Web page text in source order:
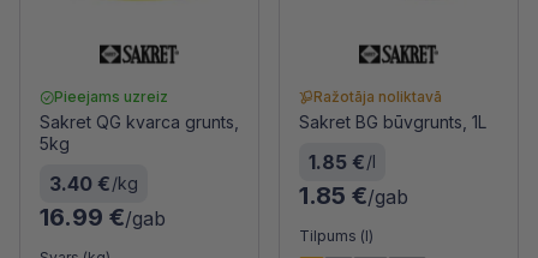
Pieejams uzreiz
Sakret QG kvarca grunts,
5kg
3.40 €/kg
16.99 €/gab
Ražotāja noliktavā
Sakret BG būvgrunts, 1L
1.85 €/l
1.85 €/gab
Tilpums (l)